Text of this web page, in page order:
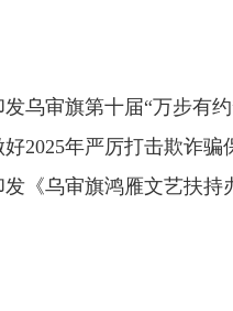
乌审旗第十届“万步有
2025年严厉打击欺诈骗
《乌审旗鸿雁文艺扶持